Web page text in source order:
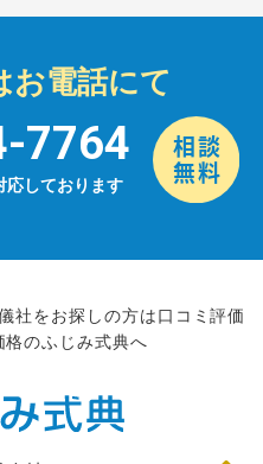
お電話にて
7764
応しております
社をお探しの方は口コミ評価
格のふじみ式典へ